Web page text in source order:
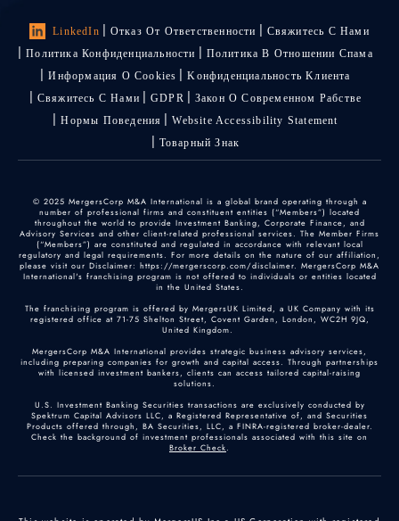
LinkedIn Отказ От Ответственности
Свяжитесь С Нами
Политика Конфиденциальности
Политика В Отношении Спама
Информация О Cookies
Kонфиденциальность Kлиента
Свяжитесь С Нами
GDPR
Закон О Современном Рабстве
Нормы Поведения
Website Accessibility Statement
Товарный Знак
© 2025 MergersCorp M&A International is a global brand operating through a
number of professional firms and constituent entities (“Members”) located
throughout the world to provide Investment Banking, Corporate Finance, and
Advisory Services and other client-related professional services. The Member Firms
(“Members”) are constituted and regulated in accordance with relevant local
regulatory and legal requirements. For more details on the nature of our affiliation,
please visit our Disclaimer: https://mergerscorp.com/disclaimer. MergersCorp M&A
International's franchising program is not offered to individuals or entities located
in the United States.
The franchising program is offered by MergersUK Limited, a UK Company with its
registered office at 71-75 Shelton Street, Covent Garden, London, WC2H 9JQ,
United Kingdom.
MergersCorp M&A International provides strategic business advisory services,
including preparing companies for growth and capital access. Through partnerships
with licensed investment bankers, clients can access tailored capital-raising
solutions.
U.S. Investment Banking Securities transactions are exclusively conducted by
Spektrum Capital Advisors LLC, a Registered Representative of, and Securities
Products offered through, BA Securities, LLC, a FINRA-registered broker-dealer.
Check the background of investment professionals associated with this site on
Broker Check.